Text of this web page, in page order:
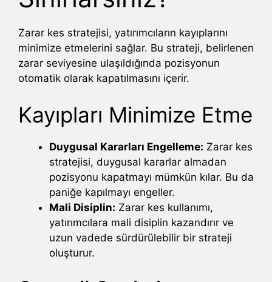
Zarar kes stratejisi, yatırımcıların kayıplarını
minimize etmelerini sağlar. Bu strateji, belirlenen
zarar seviyesine ulaşıldığında pozisyonun
otomatik olarak kapatılmasını içerir.
Kayıpları Minimize Etme
Duygusal Kararları Engelleme: Zarar kes
stratejisi, duygusal kararlar almadan
pozisyonu kapatmayı mümkün kılar. Bu da
paniğe kapılmayı engeller.
Mali Disiplin: Zarar kes kullanımı,
yatırımcılara mali disiplin kazandırır ve
uzun vadede sürdürülebilir bir strateji
oluşturur.